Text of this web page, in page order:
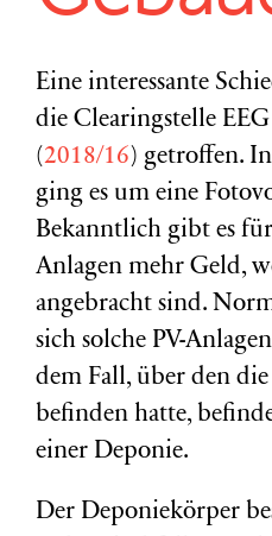
Eine interessante
die Clearingstelle
(2018/16) getroffen.
ging es um eine
Bekanntlich gibt es
Anlagen mehr Geld,
angebracht sind.
sich solche PV-
dem Fall, über den
befinden hatte,
einer Deponie.
Der Deponiekörper